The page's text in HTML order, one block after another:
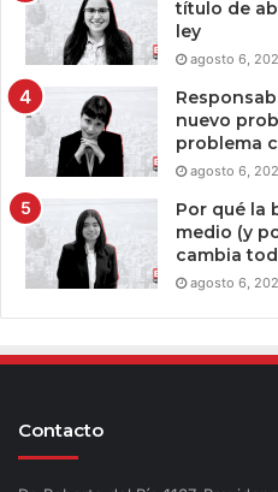
título de
ley
agosto 6,
nuevo
problema
agosto 6,
Por qué la
medio (y
cambia
agosto 6,
Contacto